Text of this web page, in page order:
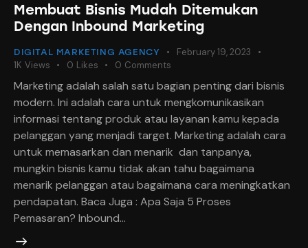
Membuat Bisnis Mudah Ditemukan
Dengan Inbound Marketing
DIGITAL MARKETING AGENCY
February 19, 2023
1K Views 0 Likes 0 Comments
Marketing adalah salah satu bagian penting dari bisnis
modern. Ini adalah cara untuk mengkomunikasikan
informasi tentang produk atau layanan kamu kepada
pelanggan yang menjadi target. Marketing adalah cara
untuk memasarkan dan menarik dan tanpanya,
mungkin bisnis kamu tidak akan tahu bagaimana
menarik pelanggan atau bagaimana cara meningkatkan
pendapatan. Baca Juga : Apa Saja 5 Proses
Pemasaran? Inbound…